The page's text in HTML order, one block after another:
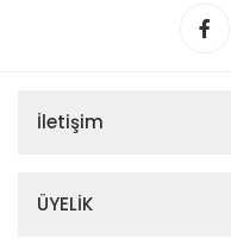
İletişim
ÜYELİK